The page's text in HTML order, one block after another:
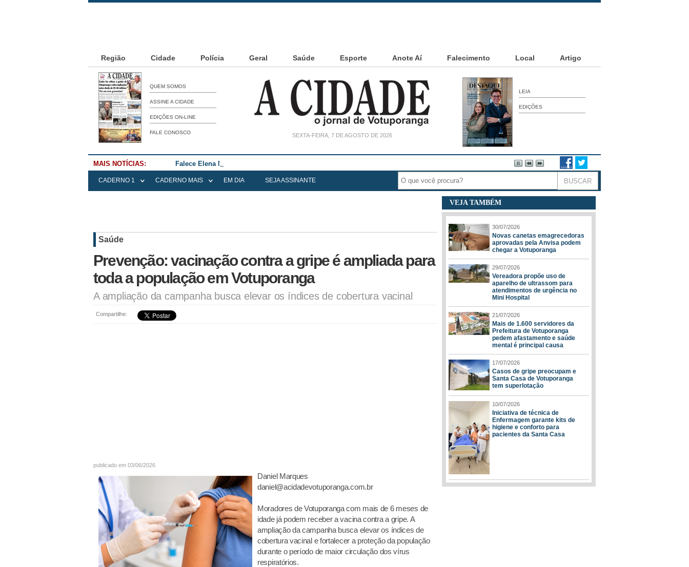
Região Cidade Polícia Geral Saúde Esporte Anote Aí Falecimento Local Artigo
QUEM SOMOS
ASSINE A CIDADE
EDIÇÕES ON-LINE
FALE CONOSCO SEXTA-FEIRA, 7 DE AGOSTO DE 2026
LEIA
EDIÇÕES
MAIS NOTÍCIAS: Falece Elena Menoia Cesarin
CADERNO 1 CADERNO MAIS EM DIA SEJA ASSINANTE
Saúde
Prevenção: vacinação contra a gripe é ampliada para
toda a população em Votuporanga
A ampliação da campanha busca elevar os índices de cobertura vacinal
Compartilhe:
publicado em 03/06/2026
Daniel Marques
daniel@acidadevotuporanga.com.br
Moradores de Votuporanga com mais de 6 meses de
idade já podem receber a vacina contra a gripe. A
ampliação da campanha busca elevar os índices de
cobertura vacinal e fortalecer a proteção da população
durante o período de maior circulação dos vírus
respiratórios.
VEJA TAMBÉM
30/07/2026
Novas canetas emagrecedoras
aprovadas pela Anvisa podem
chegar a Votuporanga
29/07/2026
Vereadora propõe uso de
aparelho de ultrassom para
atendimentos de urgência no
Mini Hospital
21/07/2026
Mais de 1.600 servidores da
Prefeitura de Votuporanga
pedem afastamento e saúde
mental é principal causa
17/07/2026
Casos de gripe preocupam e
Santa Casa de Votuporanga
tem superlotação
10/07/2026
Iniciativa de técnica de
Enfermagem garante kits de
higiene e conforto para
pacientes da Santa Casa